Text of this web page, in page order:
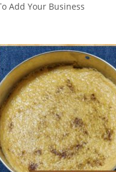
Add Your Business